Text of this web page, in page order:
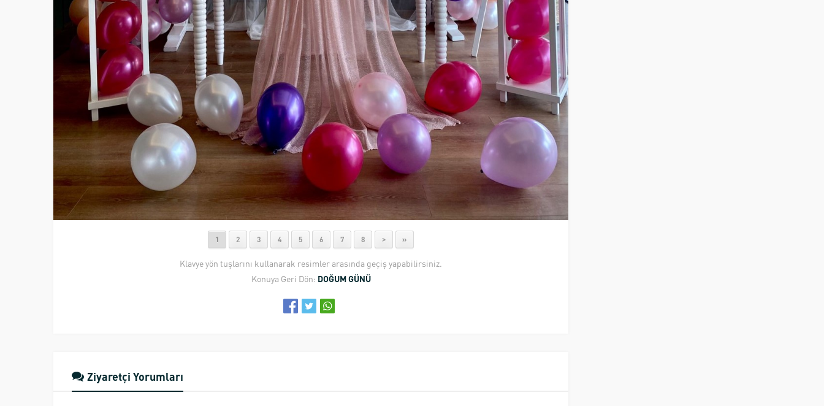
1 2 3 4 5 6 7 8 > »
Klavye yön tuşlarını kullanarak resimler arasında geçiş yapabilirsiniz.
Konuya Geri Dön: DOĞUM GÜNÜ
Ziyaretçi Yorumları